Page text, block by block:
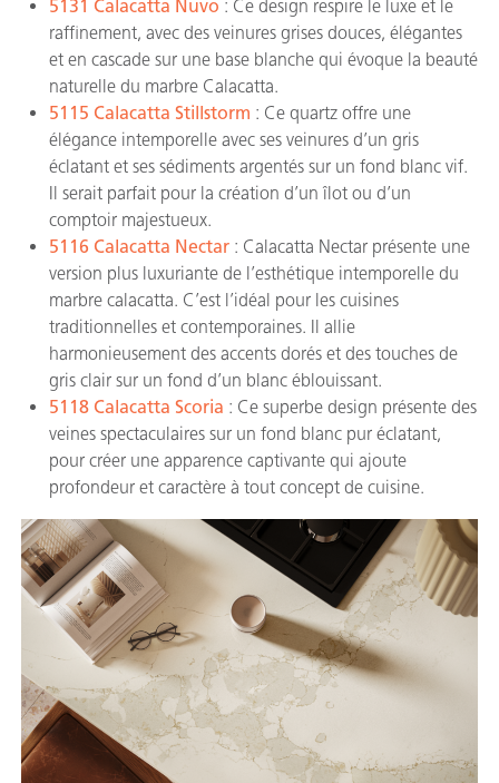
5131 Calacatta Nuvo : Ce design respire le luxe et le
raffinement, avec des veinures grises douces, élégantes
et en cascade sur une base blanche qui évoque la beauté
naturelle du marbre Calacatta.
5115 Calacatta Stillstorm : Ce quartz offre une
élégance intemporelle avec ses veinures d’un gris
éclatant et ses sédiments argentés sur un fond blanc vif.
Il serait parfait pour la création d’un îlot ou d’un
comptoir majestueux.
5116 Calacatta Nectar : Calacatta Nectar présente une
version plus luxuriante de l’esthétique intemporelle du
marbre calacatta. C’est l’idéal pour les cuisines
traditionnelles et contemporaines. Il allie
harmonieusement des accents dorés et des touches de
gris clair sur un fond d’un blanc éblouissant.
5118 Calacatta Scoria : Ce superbe design présente des
veines spectaculaires sur un fond blanc pur éclatant,
pour créer une apparence captivante qui ajoute
profondeur et caractère à tout concept de cuisine.